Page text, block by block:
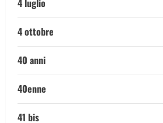
4 luglio
4 ottobre
40 anni
40enne
41 bis